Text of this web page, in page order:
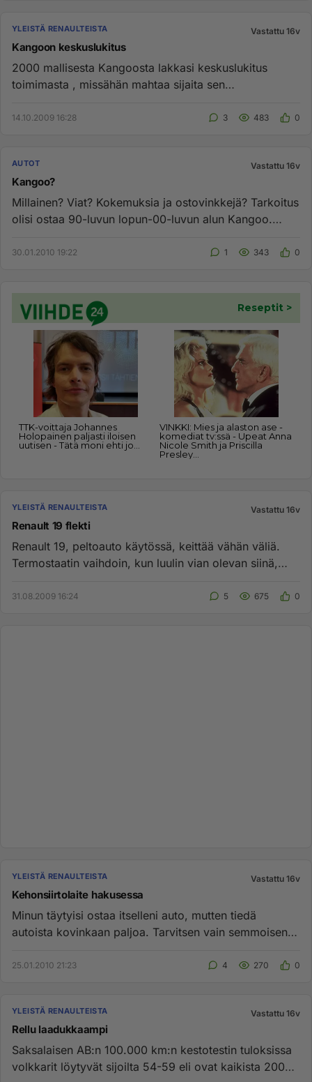
YLEISTÄ RENAULTEISTA Vastattu 16v
Kangoon keskuslukitus
2000 mallisesta Kangoosta lakkasi keskuslukitus
toimimasta , missähän mahtaa sijaita sen
14.10.2009 16:28 3 483 0
AUTOT Vastattu 16v
Kangoo?
Millainen? Viat? Kokemuksia ja ostovinkkejä? Tarkoitus
olisi ostaa 90-luvun lopun-00-luvun alun Kangoo.
30.01.2010 19:22 1 343 0
YLEISTÄ RENAULTEISTA Vastattu 16v
Renault 19 flekti
Renault 19, peltoauto käytössä, keittää vähän väliä.
Termostaatin vaihdoin, kun luulin vian olevan siinä,
31.08.2009 16:24 5 675 0
YLEISTÄ RENAULTEISTA Vastattu 16v
Kehonsiirtolaite hakusessa
Minun täytyisi ostaa itselleni auto, mutten tiedä
autoista kovinkaan paljoa. Tarvitsen vain semmoisen
25.01.2010 21:23 4 270 0
YLEISTÄ RENAULTEISTA Vastattu 16v
Rellu laadukkaampi
Saksalaisen AB:n 100.000 km:n kestotestin tuloksissa
volkkarit löytyvät sijoilta 54-59 eli ovat kaikista 2000-